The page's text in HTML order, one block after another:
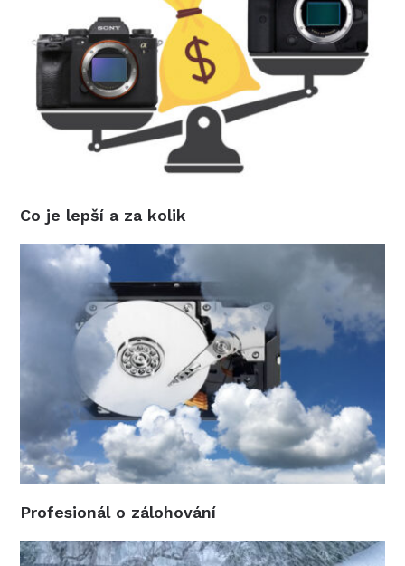
Co je lepší a za kolik
Profesionál o zálohování